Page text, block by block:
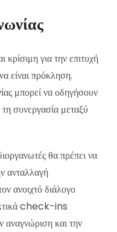
κρίσιμη για την επιτυχή
είναι πρόκληση.
μπορεί να οδηγήσουν
συνεργασία μεταξύ
θα πρέπει να
ανταλλαγή
ανοιχτό διάλογο
check-ins
αναγνώριση και την